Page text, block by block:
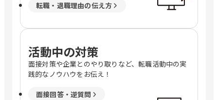
転職・退職理由の伝え方
活動中の対策
面接対策や企業とのやり取りなど、転職活動中の実
践的なノウハウをお伝え！
面接回答・逆質問